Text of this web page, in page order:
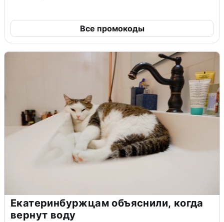
Все промокоды
Екатеринбуржцам объяснили, когда
вернут воду